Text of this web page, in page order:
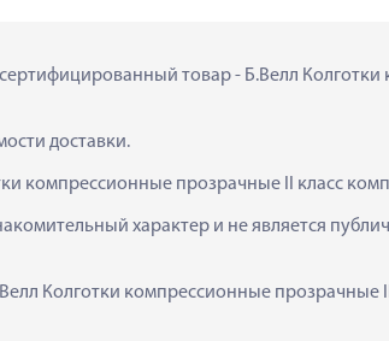
товар - Б.Велл
доставки.
компрессионные прозрачные II класс
характер и не является
Колготки компрессионные